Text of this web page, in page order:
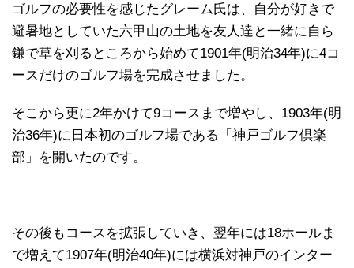
ゴルフの必要性を感じたグレーム氏は、自分が好きで
避暑地としていた六甲山の土地を友人達と一緒に自ら
鎌で草を刈るところから始めて1901年(明治34年)に4コ
ースだけのゴルフ場を完成させました。
そこから更に2年かけて9コースまで増やし、1903年(明
治36年)に日本初のゴルフ場である「神戸ゴルフ倶楽
部」を開いたのです。
その後もコースを拡張していき、翌年には18ホールま
で増えて1907年(明治40年)には横浜対神戸のインター